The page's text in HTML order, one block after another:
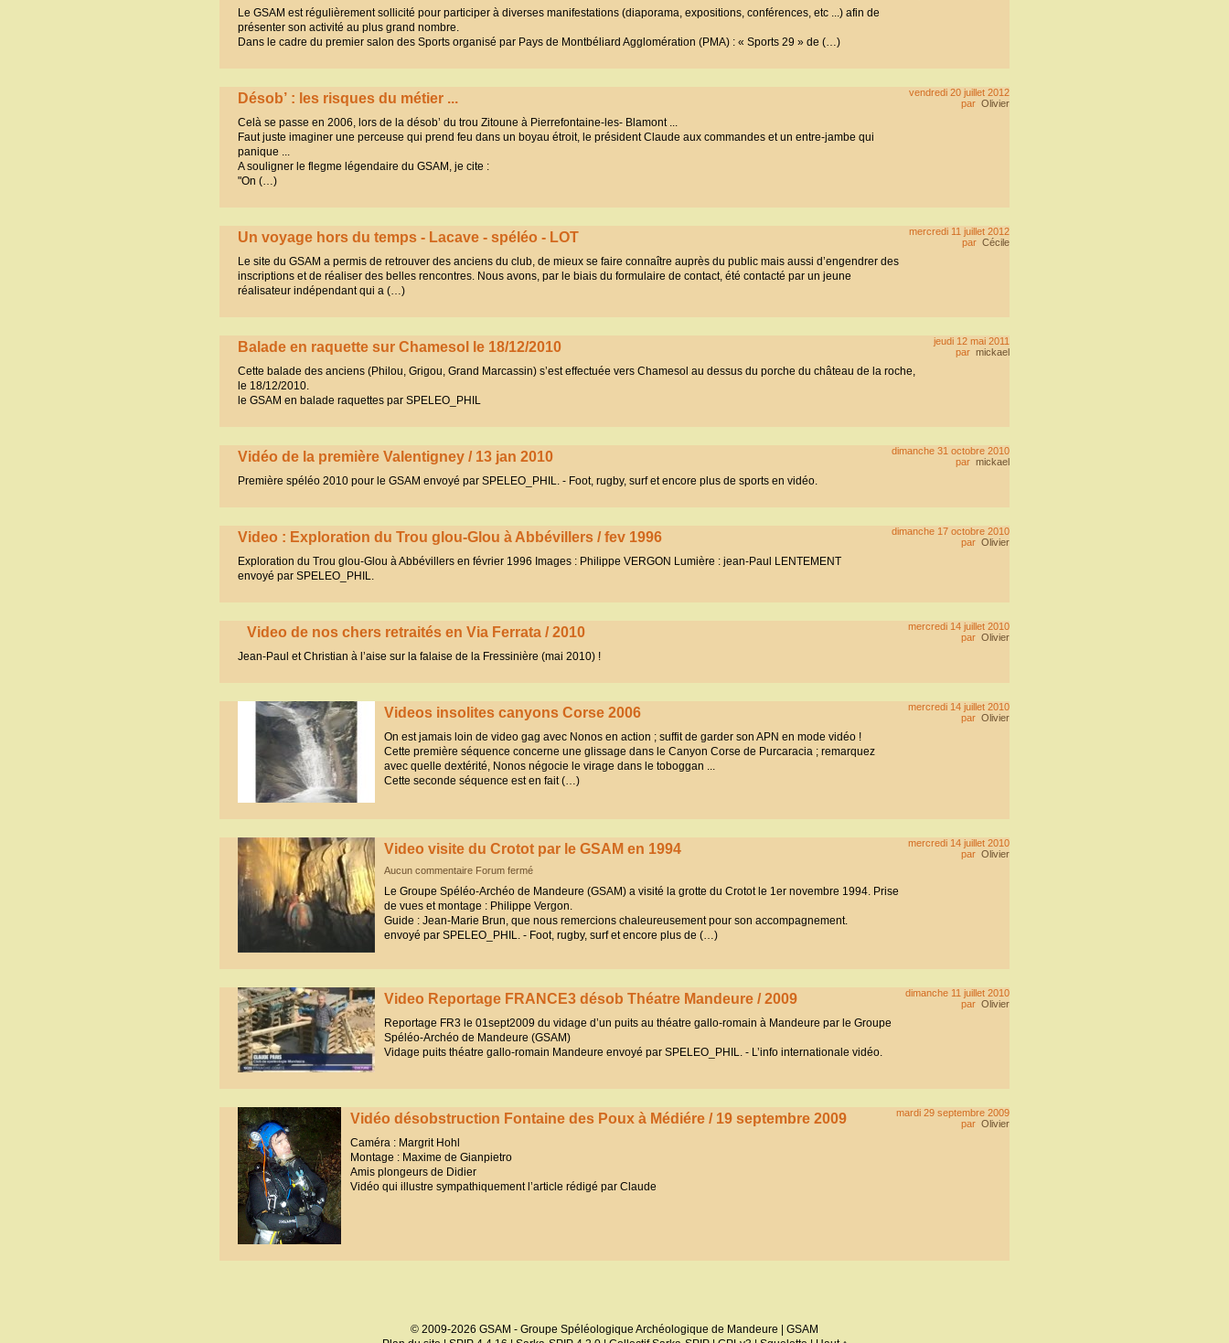
Le GSAM est régulièrement sollicité pour participer à diverses manifestations (diaporama, expositions, conférences, etc ...) afin de
présenter son activité au plus grand nombre.
Dans le cadre du premier salon des Sports organisé par Pays de Montbéliard Agglomération (PMA) : « Sports 29 » de (…)
vendredi 20 juillet 2012
par Olivier
Désob’ : les risques du métier ...
Celà se passe en 2006, lors de la désob’ du trou Zitoune à Pierrefontaine-les- Blamont ...
Faut juste imaginer une perceuse qui prend feu dans un boyau étroit, le président Claude aux commandes et un entre-jambe qui
panique ...
A souligner le flegme légendaire du GSAM, je cite :
"On (…)
mercredi 11 juillet 2012
par Cécile
Un voyage hors du temps - Lacave - spéléo - LOT
Le site du GSAM a permis de retrouver des anciens du club, de mieux se faire connaître auprès du public mais aussi d’engendrer des
inscriptions et de réaliser des belles rencontres. Nous avons, par le biais du formulaire de contact, été contacté par un jeune
réalisateur indépendant qui a (…)
jeudi 12 mai 2011
par mickael
Balade en raquette sur Chamesol le 18/12/2010
Cette balade des anciens (Philou, Grigou, Grand Marcassin) s’est effectuée vers Chamesol au dessus du porche du château de la roche,
le 18/12/2010.
le GSAM en balade raquettes par SPELEO_PHIL
dimanche 31 octobre 2010
par mickael
Vidéo de la première Valentigney / 13 jan 2010
Première spéléo 2010 pour le GSAM envoyé par SPELEO_PHIL. - Foot, rugby, surf et encore plus de sports en vidéo.
dimanche 17 octobre 2010
par Olivier
Video : Exploration du Trou glou-Glou à Abbévillers / fev 1996
Exploration du Trou glou-Glou à Abbévillers en février 1996 Images : Philippe VERGON Lumière : jean-Paul LENTEMENT
envoyé par SPELEO_PHIL.
mercredi 14 juillet 2010
par Olivier
Video de nos chers retraités en Via Ferrata / 2010
Jean-Paul et Christian à l’aise sur la falaise de la Fressinière (mai 2010) !
mercredi 14 juillet 2010
par Olivier
Videos insolites canyons Corse 2006
On est jamais loin de video gag avec Nonos en action ; suffit de garder son APN en mode vidéo !
Cette première séquence concerne une glissage dans le Canyon Corse de Purcaracia ; remarquez
avec quelle dextérité, Nonos négocie le virage dans le toboggan ...
Cette seconde séquence est en fait (…)
mercredi 14 juillet 2010
par Olivier
Video visite du Crotot par le GSAM en 1994
Aucun commentaire Forum fermé
Le Groupe Spéléo-Archéo de Mandeure (GSAM) a visité la grotte du Crotot le 1er novembre 1994. Prise
de vues et montage : Philippe Vergon.
Guide : Jean-Marie Brun, que nous remercions chaleureusement pour son accompagnement.
envoyé par SPELEO_PHIL. - Foot, rugby, surf et encore plus de (…)
dimanche 11 juillet 2010
par Olivier
Video Reportage FRANCE3 désob Théatre Mandeure / 2009
Reportage FR3 le 01sept2009 du vidage d’un puits au théatre gallo-romain à Mandeure par le Groupe
Spéléo-Archéo de Mandeure (GSAM)
Vidage puits théatre gallo-romain Mandeure envoyé par SPELEO_PHIL. - L’info internationale vidéo.
mardi 29 septembre 2009
par Olivier
Vidéo désobstruction Fontaine des Poux à Médiére / 19 septembre 2009
Caméra : Margrit Hohl
Montage : Maxime de Gianpietro
Amis plongeurs de Didier
Vidéo qui illustre sympathiquement l’article rédigé par Claude
© 2009-2026 GSAM - Groupe Spéléologique Archéologique de Mandeure | GSAM